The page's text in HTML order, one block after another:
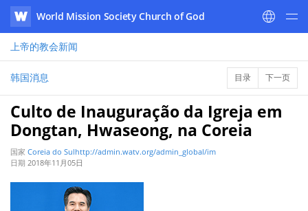
WATV
World Mission Society Church of God
上帝的教会新闻
韩国消息 目录 下一页
Culto de Inauguração da Igreja em
Dongtan, Hwaseong, na Coreia
国家 Coreia do Sulhttp://admin.watv.org/admin_global/im
日期 2018年11月05日